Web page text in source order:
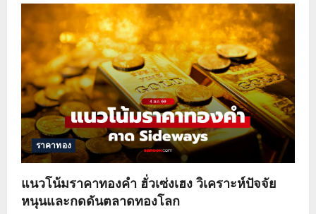
ราคาทอง
แนวโน้มราคาทองคำ ฮั่วเซ่งเฮง วิเคราะห์ปัจจัย
หนุนและกดดันตลาดทองโลก